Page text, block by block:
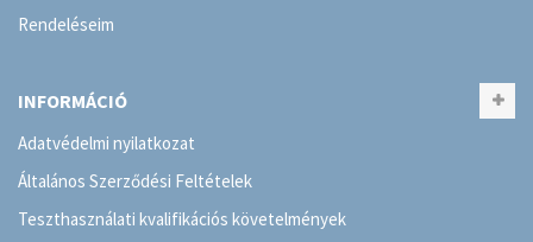
Rendeléseim
INFORMÁCIÓ
Adatvédelmi nyilatkozat
Általános Szerződési Feltételek
Teszthasználati kvalifikációs követelmények